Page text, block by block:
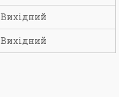
Вихідний
Вихідний